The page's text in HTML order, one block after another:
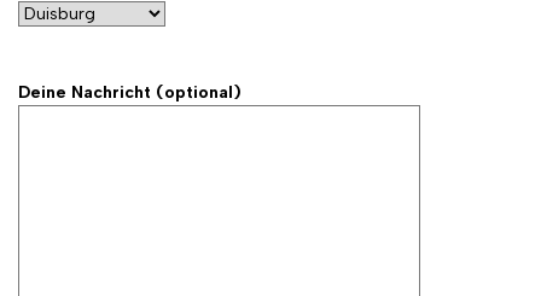
Deine Nachricht (optional)